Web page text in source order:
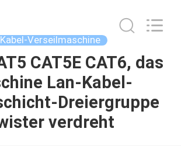
Kabel-Verseilmaschine
CAT5E CAT6, das
Lan-Kabel-
Dreiergruppe
verdreht